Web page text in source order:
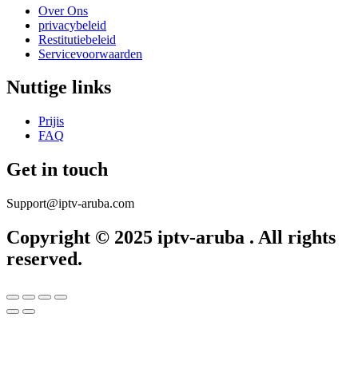
Over Ons
privacybeleid
Restitutiebeleid
Servicevoorwaarden
Nuttige links​
Prijis
FAQ
Get in touch
Support@iptv-aruba.com
Copyright © 2025 iptv-aruba . All rights
reserved.